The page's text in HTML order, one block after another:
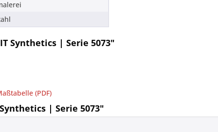
Synthetics | Serie 5073"
(PDF)
| Serie 5073"